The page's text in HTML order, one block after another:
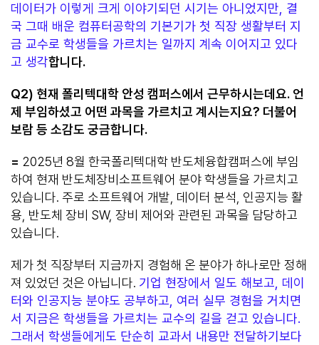
데이터가 이렇게 크게 이야기되던 시기는 아니었지만, 결
국 그때 배운 컴퓨터공학의 기본기가 첫 직장 생활부터 지
금 교수로 학생들을 가르치는 일까지 계속 이어지고 있다
고 생각합니다.
Q2) 현재 폴리텍대학 안성 캠퍼스에서 근무하시는데요. 언
제 부임하셨고 어떤 과목을 가르치고 계시는지요? 더불어
보람 등 소감도 궁금합니다.
= 2025년 8월 한국폴리텍대학 반도체융합캠퍼스에 부임
하여 현재 반도체장비소프트웨어 분야 학생들을 가르치고
있습니다. 주로 소프트웨어 개발, 데이터 분석, 인공지능 활
용, 반도체 장비 SW, 장비 제어와 관련된 과목을 담당하고
있습니다.
제가 첫 직장부터 지금까지 경험해 온 분야가 하나로만 정해
져 있었던 것은 아닙니다. 기업 현장에서 일도 해보고, 데이
터와 인공지능 분야도 공부하고, 여러 실무 경험을 거치면
서 지금은 학생들을 가르치는 교수의 길을 걷고 있습니다.
그래서 학생들에게도 단순히 교과서 내용만 전달하기보다